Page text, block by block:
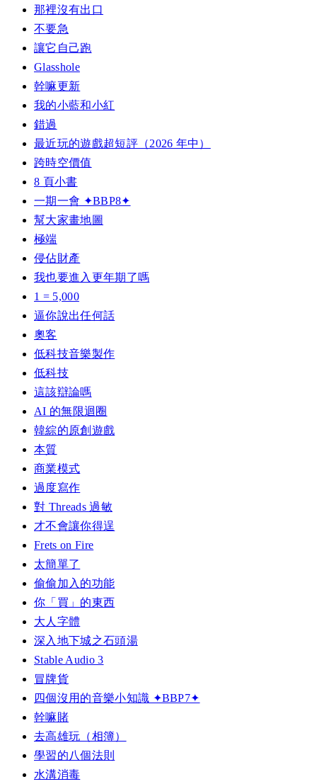
那裡沒有出口
不要急
讓它自己跑
Glasshole
幹嘛更新
我的小藍和小紅
錯過
最近玩的遊戲超短評（2026 年中）
跨時空價值
8 頁小書
一期一會 ✦BBP8✦
幫大家畫地圖
極端
侵佔財產
我也要進入更年期了嗎
1 = 5,000
逼你說出任何話
奧客
低科技音樂製作
低科技
這該辯論嗎
AI 的無限迴圈
韓綜的原創遊戲
本質
商業模式
過度寫作
對 Threads 過敏
才不會讓你得逞
Frets on Fire
太簡單了
偷偷加入的功能
你「買」的東西
大人字體
深入地下城之石頭湯
Stable Audio 3
冒牌貨
四個沒用的音樂小知識 ✦BBP7✦
幹嘛賭
去高雄玩（相簿）
學習的八個法則
水溝消毒